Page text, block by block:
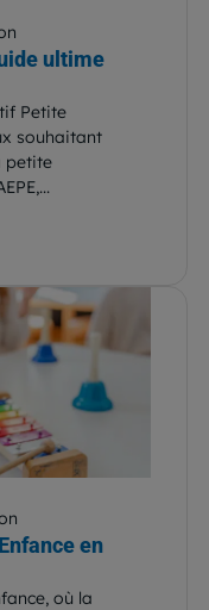
ultime
Petite
souhaitant
petite
en
où la